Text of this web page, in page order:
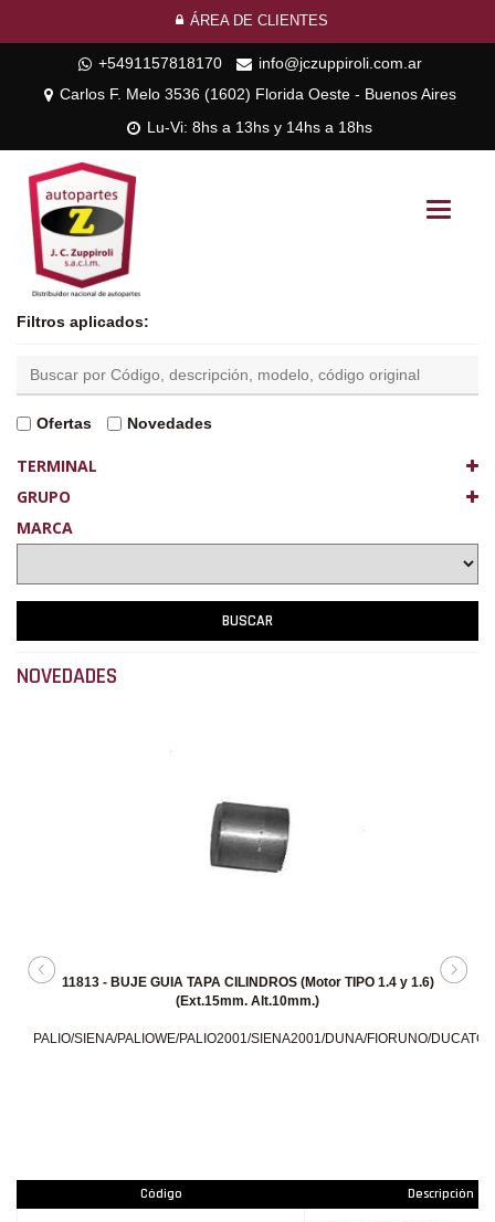
ÁREA DE CLIENTES
+5491157818170
info@jczuppiroli.com.ar
Carlos F. Melo 3536 (1602) Florida Oeste - Buenos Aires
Lu-Vi: 8hs a 13hs y 14hs a 18hs
Toggle
Filtros aplicados:
Ofertas Novedades
TERMINAL
GRUPO
MARCA
NOVEDADES
11813 - BUJE GUIA TAPA CILINDROS (Motor TIPO 1.4 y 1.6)
(Ext.15mm. Alt.10mm.)
PALIO/SIENA/PALIOWE/PALIO2001/SIENA2001/DUNA/FIORUNO/DUCATO/
Código Descripción